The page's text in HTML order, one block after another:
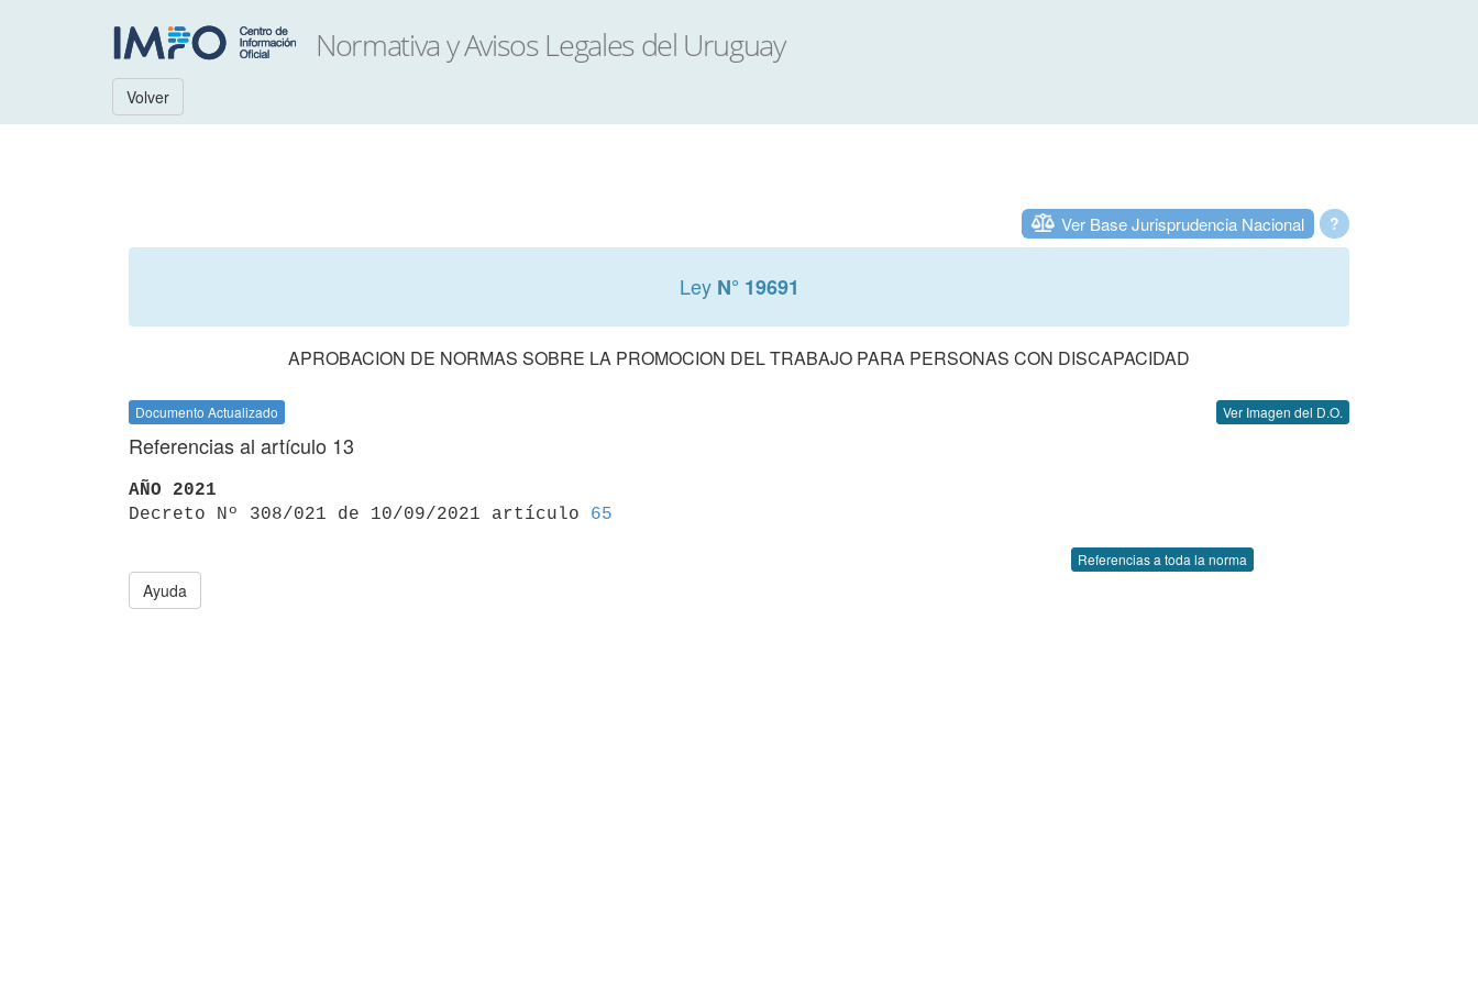
Volver
?
Ver Base Jurisprudencia Nacional
Ley N° 19691
APROBACION DE NORMAS SOBRE LA PROMOCION DEL TRABAJO PARA PERSONAS CON DISCAPACIDAD
Documento Actualizado Ver Imagen del D.O.
Referencias al artículo 13
AÑO 2021
Decreto Nº 308/021 de 10/09/2021 artículo 65
Referencias a toda la norma
Ayuda